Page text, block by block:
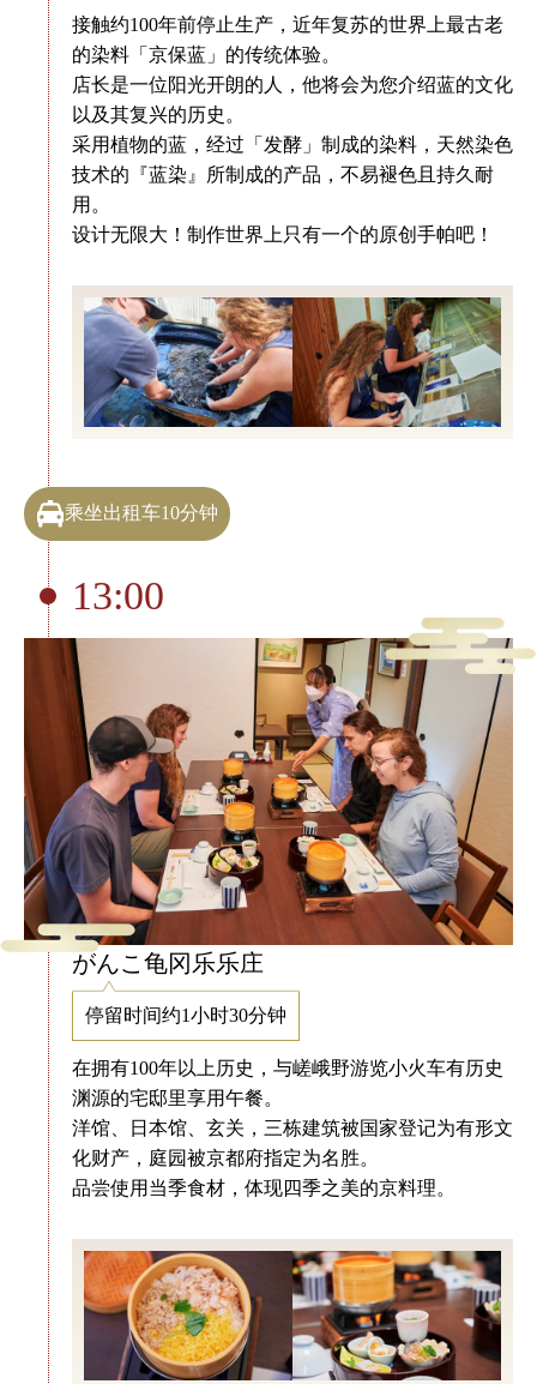
接触约100年前停止生产，近年复苏的世界上最古老
的染料「京保蓝」的传统体验。
店长是一位阳光开朗的人，他将会为您介绍蓝的文化
以及其复兴的历史。
采用植物的蓝，经过「发酵」制成的染料，天然染色
技术的『蓝染』所制成的产品，不易褪色且持久耐
用。
设计无限大！制作世界上只有一个的原创手帕吧！
乘坐出租车10分钟
13:00
がんこ龟冈乐乐庄
停留时间约1小时30分钟
在拥有100年以上历史，与嵯峨野游览小火车有历史
渊源的宅邸里享用午餐。
洋馆、日本馆、玄关，三栋建筑被国家登记为有形文
化财产，庭园被京都府指定为名胜。
品尝使用当季食材，体现四季之美的京料理。